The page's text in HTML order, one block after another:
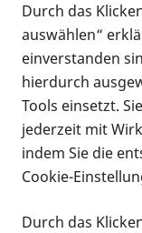
Infomaterial
Vorlesen
Durch das
auswählen“
einverstanden
hierdurch
Tools einsetzt.
jederzeit mit
indem Sie die
Cookie-
Durch das